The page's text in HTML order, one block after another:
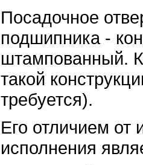
Посадочное
подшипника -
штампованный.
такой
требуется).
Его отличием от
исполнения